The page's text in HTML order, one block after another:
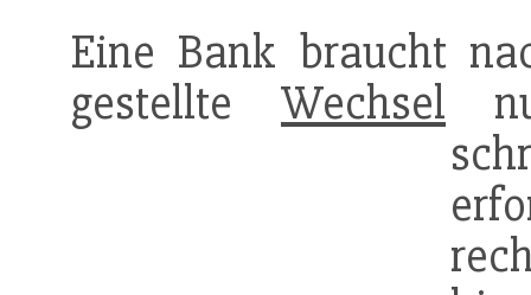
Eine Bank braucht
gestellte Wechsel